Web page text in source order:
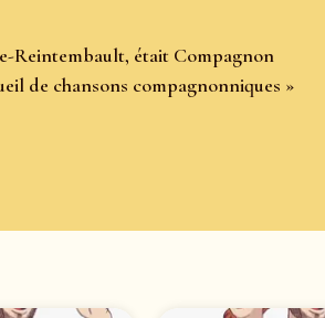
Reintembault, était Compagnon
de chansons compagnonniques »